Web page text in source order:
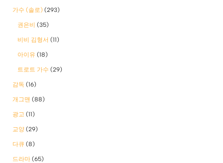
가수 (솔로) (293)
권은비 (35)
비비 김형서 (11)
아이유 (18)
트로트 가수 (29)
감독 (16)
개그맨 (88)
광고 (11)
교양 (29)
다큐 (8)
드라마 (65)